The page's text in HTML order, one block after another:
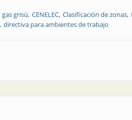
gas grisú CENELEC Clasificación de zonas
directiva para ambientes de trabajo